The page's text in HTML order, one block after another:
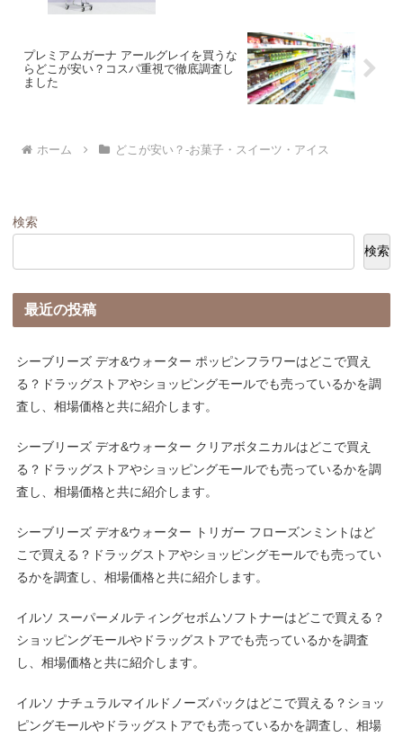
プレミアムガーナ アールグレイを買うな
らどこが安い？コスパ重視で徹底調査し
ました
ホーム どこが安い？-お菓子・スイーツ・アイス
検索
検索
最近の投稿
シーブリーズ デオ&ウォーター ポッピンフラワーはどこで買え
る？ドラッグストアやショッピングモールでも売っているかを調
査し、相場価格と共に紹介します。
シーブリーズ デオ&ウォーター クリアボタニカルはどこで買え
る？ドラッグストアやショッピングモールでも売っているかを調
査し、相場価格と共に紹介します。
シーブリーズ デオ&ウォーター トリガー フローズンミントはど
こで買える？ドラッグストアやショッピングモールでも売ってい
るかを調査し、相場価格と共に紹介します。
イルソ スーパーメルティングセボムソフトナーはどこで買える？
ショッピングモールやドラッグストアでも売っているかを調査
し、相場価格と共に紹介します。
イルソ ナチュラルマイルドノーズパックはどこで買える？ショッ
ピングモールやドラッグストアでも売っているかを調査し、相場